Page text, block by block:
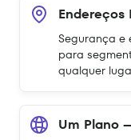
Endereços
Segurança e
para
qualquer
Um Plano